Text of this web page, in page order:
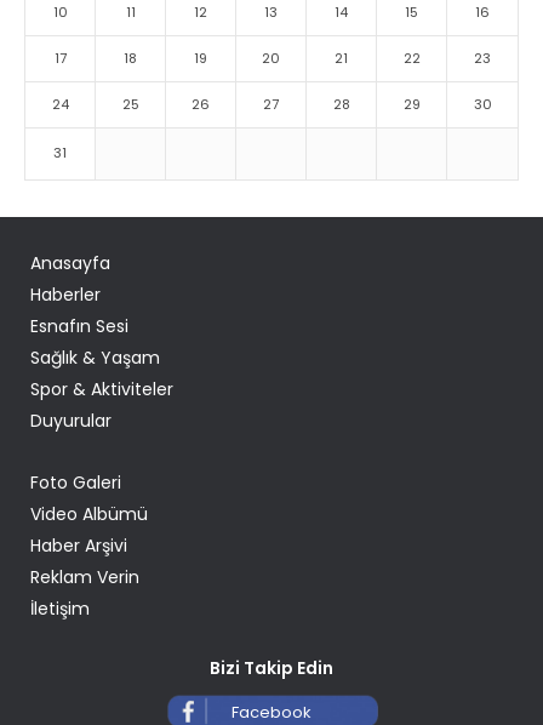
10 11 12 13 14 15 16
17 18 19 20 21 22 23
24 25 26 27 28 29 30
31
Anasayfa
Haberler
Esnafın Sesi
Sağlık & Yaşam
Spor & Aktiviteler
Duyurular
Foto Galeri
Video Albümü
Haber Arşivi
Reklam Verin
İletişim
Bizi Takip Edin
Facebook